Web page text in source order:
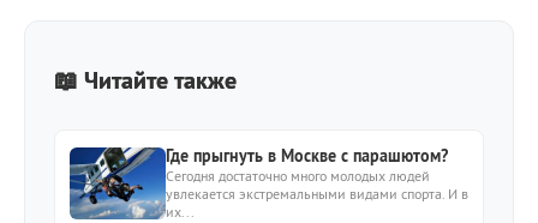
📖 Читайте также
Где прыгнуть в Москве с парашютом?
Сегодня достаточно много молодых людей
увлекается экстремальными видами спорта. И в
их...